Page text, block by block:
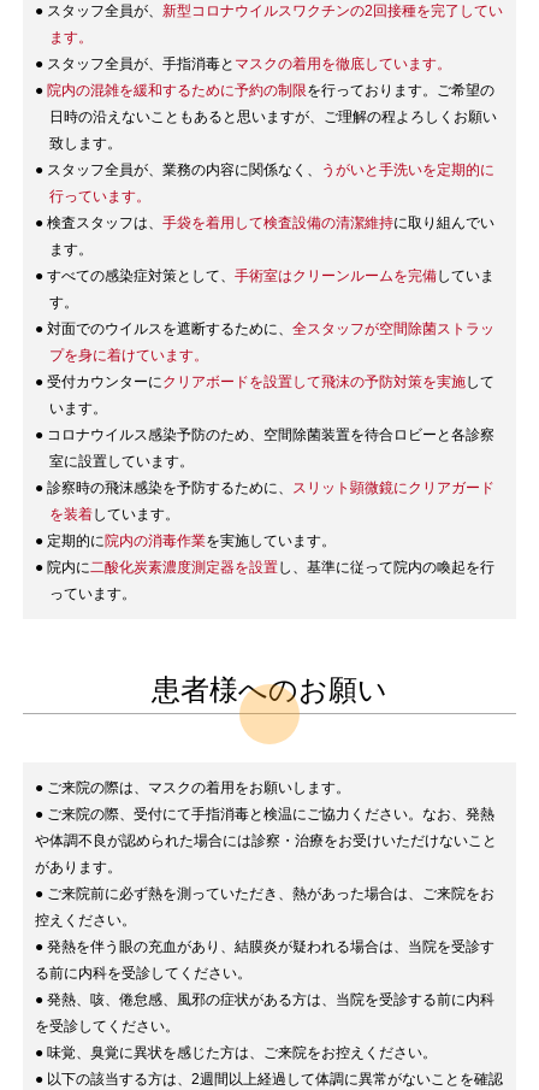
● スタッフ全員が、 新型コロナウイルスワクチンの2回接種を完了してい
ます。
● スタッフ全員が、手指消毒と マスクの着用を徹底しています。
● 院内の混雑を緩和するために予約の制限を行っております。ご希望の
日時の沿えないこともあると思いますが、ご理解の程よろしくお願い
致します。
● スタッフ全員が、業務の内容に関係なく、
うがいと手洗いを定期的に
行っています。
● 検査スタッフは、 手袋を着用して検査設備の清潔維持に取り組んでい
ます。
● すべての感染症対策として、 手術室はクリーンルームを完備していま
す。
● 対面でのウイルスを遮断するために、 全スタッフが空間除菌ストラッ
プを身に着けています。
● 受付カウンターにクリアボードを設置して飛沫の予防対策を実施して
います。
● コロナウイルス感染予防のため、空間除菌装置を待合ロビーと各診察
室に設置しています。
● 診察時の飛沫感染を予防するために、
スリット顕微鏡にクリアガード
を装着しています。
● 定期的に院内の消毒作業を実施しています。
● 院内に二酸化炭素濃度測定器を設置し、基準に従って院内の喚起を行
っています。
患者様へのお願い
● ご来院の際は、マスクの着用をお願いします。
● ご来院の際、受付にて手指消毒と検温にご協力ください。なお、発熱
や体調不良が認められた場合には診察・治療をお受けいただけないこと
があります。
● ご来院前に必ず熱を測っていただき、熱があった場合は、ご来院をお
控えください。
● 発熱を伴う眼の充血があり、結膜炎が疑われる場合は、当院を受診す
る前に内科を受診してください。
● 発熱、咳、倦怠感、風邪の症状がある方は、当院を受診する前に内科
を受診してください。
● 味覚、臭覚に異状を感じた方は、ご来院をお控えください。
● 以下の該当する方は、2週間以上経過して体調に異常がないことを確認